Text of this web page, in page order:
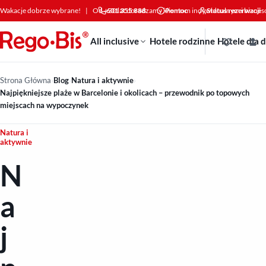
Przejdź do treści
Wakacje dobrze wybrane! | Od +30 lat doradzamy klientom indywidualnym i
601 355 888 Pomoc Status rezerwacji
All inclusive Hotele rodzinne Hotele dla
Strona Główna›Blog›Natura i aktywnie›
Najpiękniejsze plaże w Barcelonie i okolicach – przewodnik po topowych
miejscach na wypoczynek
Natura i
aktywnie
N
a
j